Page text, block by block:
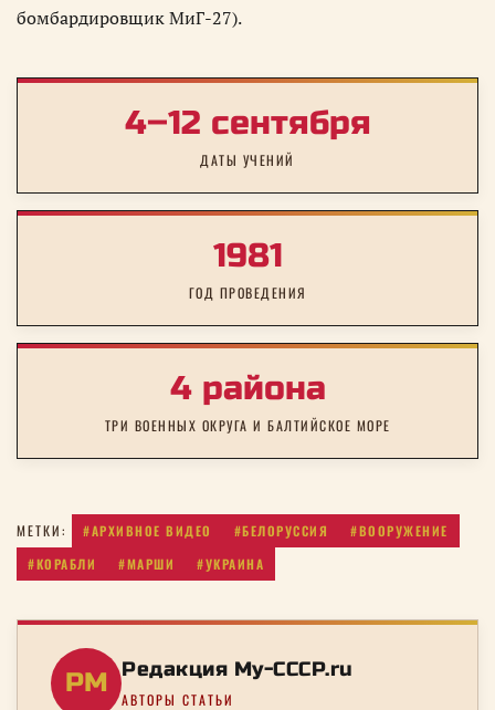
бомбардировщик МиГ-27).
4–12 сентября
ДАТЫ УЧЕНИЙ
1981
ГОД ПРОВЕДЕНИЯ
4 района
ТРИ ВОЕННЫХ ОКРУГА И БАЛТИЙСКОЕ МОРЕ
МЕТКИ: #АРХИВНОЕ ВИДЕО #БЕЛОРУССИЯ
#ВООРУЖЕНИЕ
#КОРАБЛИ
#МАРШИ #УКРАИНА
РM Редакция My-CCCP.ru
АВТОРЫ СТАТЬИ